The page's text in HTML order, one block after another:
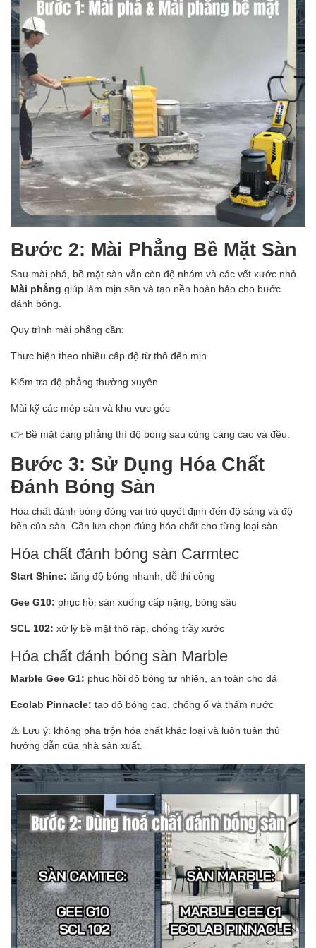
Bước 2: Mài Phẳng Bề Mặt Sàn
Sau mài phá, bề mặt sàn vẫn còn độ nhám và các vết xước nhỏ.
Mài phẳng giúp làm mịn sàn và tạo nền hoàn hảo cho bước
đánh bóng.
Quy trình mài phẳng cần:
Thực hiện theo nhiều cấp độ từ thô đến mịn
Kiểm tra độ phẳng thường xuyên
Mài kỹ các mép sàn và khu vực góc
👉 Bề mặt càng phẳng thì độ bóng sau cùng càng cao và đều.
Bước 3: Sử Dụng Hóa Chất
Đánh Bóng Sàn
Hóa chất đánh bóng đóng vai trò quyết định đến độ sáng và độ
bền của sàn. Cần lựa chọn đúng hóa chất cho từng loại sàn.
Hóa chất đánh bóng sàn Carmtec
Start Shine: tăng độ bóng nhanh, dễ thi công
Gee G10: phục hồi sàn xuống cấp nặng, bóng sâu
SCL 102: xử lý bề mặt thô ráp, chống trầy xước
Hóa chất đánh bóng sàn Marble
Marble Gee G1: phục hồi độ bóng tự nhiên, an toàn cho đá
Ecolab Pinnacle: tạo độ bóng cao, chống ố và thấm nước
⚠️ Lưu ý: không pha trộn hóa chất khác loại và luôn tuân thủ
hướng dẫn của nhà sản xuất.